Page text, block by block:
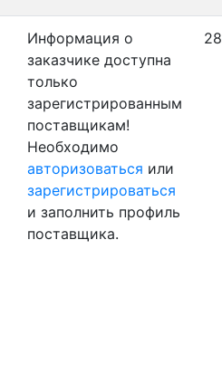
Информация о
заказчике доступна
только
зарегистрированным
поставщикам!
Необходимо
авторизоваться или
зарегистрироваться
и заполнить профиль
поставщика.